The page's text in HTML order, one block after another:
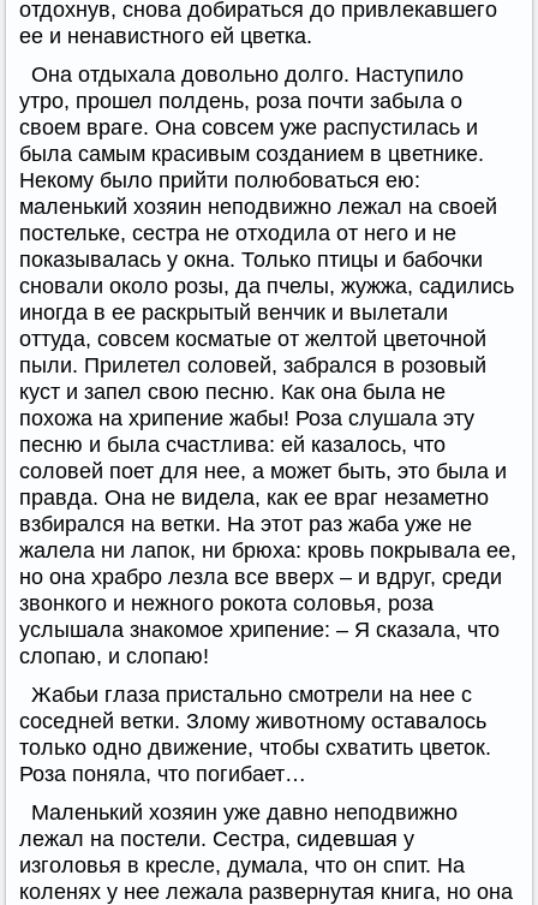
отдохнув, снова добираться до привлекавшего
ее и ненавистного ей цветка.
Она отдыхала довольно долго. Наступило
утро, прошел полдень, роза почти забыла о
своем враге. Она совсем уже распустилась и
была самым красивым созданием в цветнике.
Некому было прийти полюбоваться ею:
маленький хозяин неподвижно лежал на своей
постельке, сестра не отходила от него и не
показывалась у окна. Только птицы и бабочки
сновали около розы, да пчелы, жужжа, садились
иногда в ее раскрытый венчик и вылетали
оттуда, совсем косматые от желтой цветочной
пыли. Прилетел соловей, забрался в розовый
куст и запел свою песню. Как она была не
похожа на хрипение жабы! Роза слушала эту
песню и была счастлива: ей казалось, что
соловей поет для нее, а может быть, это была и
правда. Она не видела, как ее враг незаметно
взбирался на ветки. На этот раз жаба уже не
жалела ни лапок, ни брюха: кровь покрывала ее,
но она храбро лезла все вверх – и вдруг, среди
звонкого и нежного рокота соловья, роза
услышала знакомое хрипение: – Я сказала, что
слопаю, и слопаю!
Жабьи глаза пристально смотрели на нее с
соседней ветки. Злому животному оставалось
только одно движение, чтобы схватить цветок.
Роза поняла, что погибает…
Маленький хозяин уже давно неподвижно
лежал на постели. Сестра, сидевшая у
изголовья в кресле, думала, что он спит. На
коленях у нее лежала развернутая книга, но она